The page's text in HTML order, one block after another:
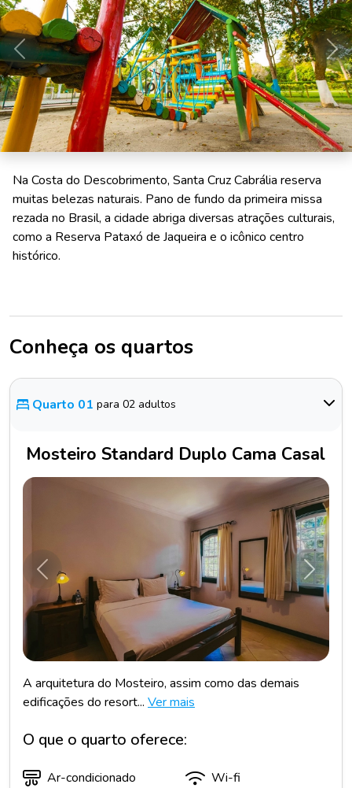
Anterior
Na Costa do Descobrimento, Santa Cruz Cabrália reserva
muitas belezas naturais. Pano de fundo da primeira missa
rezada no Brasil, a cidade abriga diversas atrações culturais,
como a Reserva Pataxó de Jaqueira e o icônico centro
histórico.
Conheça os quartos
Quarto 01 para 02 adultos
Mosteiro Standard Duplo Cama Casal
Anterior
A arquitetura do Mosteiro, assim como das demais
edificações do resort... Ver mais
O que o quarto oferece:
Ar-condicionado
Wi-fi